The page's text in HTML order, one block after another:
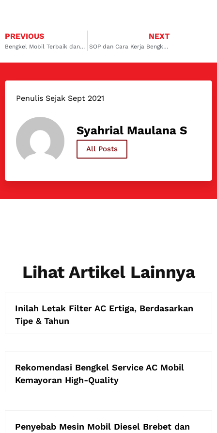
PREVIOUS
Bengkel Mobil Terbaik dan Reccomended di Indonesia
NEXT
SOP dan Cara Kerja Bengkel Service Mobil
Penulis Sejak Sept 2021
Syahrial Maulana S
All Posts
Lihat Artikel Lainnya
Inilah Letak Filter AC Ertiga, Berdasarkan
Tipe & Tahun
Rekomendasi Bengkel Service AC Mobil
Kemayoran High-Quality
Penyebab Mesin Mobil Diesel Brebet dan